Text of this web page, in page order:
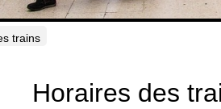
trains
Horaires des